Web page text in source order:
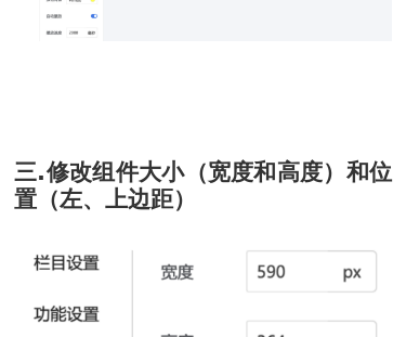
三.修改组件大小（宽度和高度）和位
置（左、上边距）